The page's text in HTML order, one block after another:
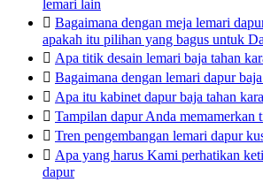
lemari lain
 Bagaimana dengan meja lemari
apakah itu pilihan yang bagus untuk
 Apa titik desain lemari baja tahan
 Bagaimana dengan lemari dapur
 Apa itu kabinet dapur baja tahan
 Tampilan dapur Anda memamerkan
 Tren pengembangan lemari dapur
 Apa yang harus Kami perhatikan
dapur